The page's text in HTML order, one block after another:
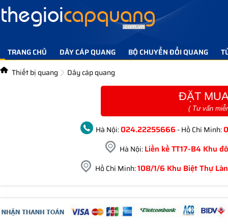
TRANG CHỦ DÂY CÁP QUANG BỘ CHUYỂN ĐỔI QUANG
TIN TỨC GIẢI PHÁP
LIÊN HỆ
Thiết bị quang Dây cáp quang
ĐẶT
( Tư vấn
Hà Nội:024.22255666 - Hồ Chí Minh:
Hà Nội:Liền kề TT17-B4 Khu
Hồ Chí Minh:108/1/6 Khu Biệt Thự